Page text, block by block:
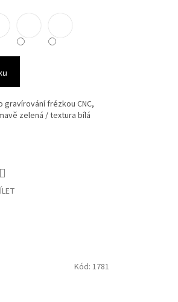
frézkou CNC,
zelená / textura bílá
Kód: 1781